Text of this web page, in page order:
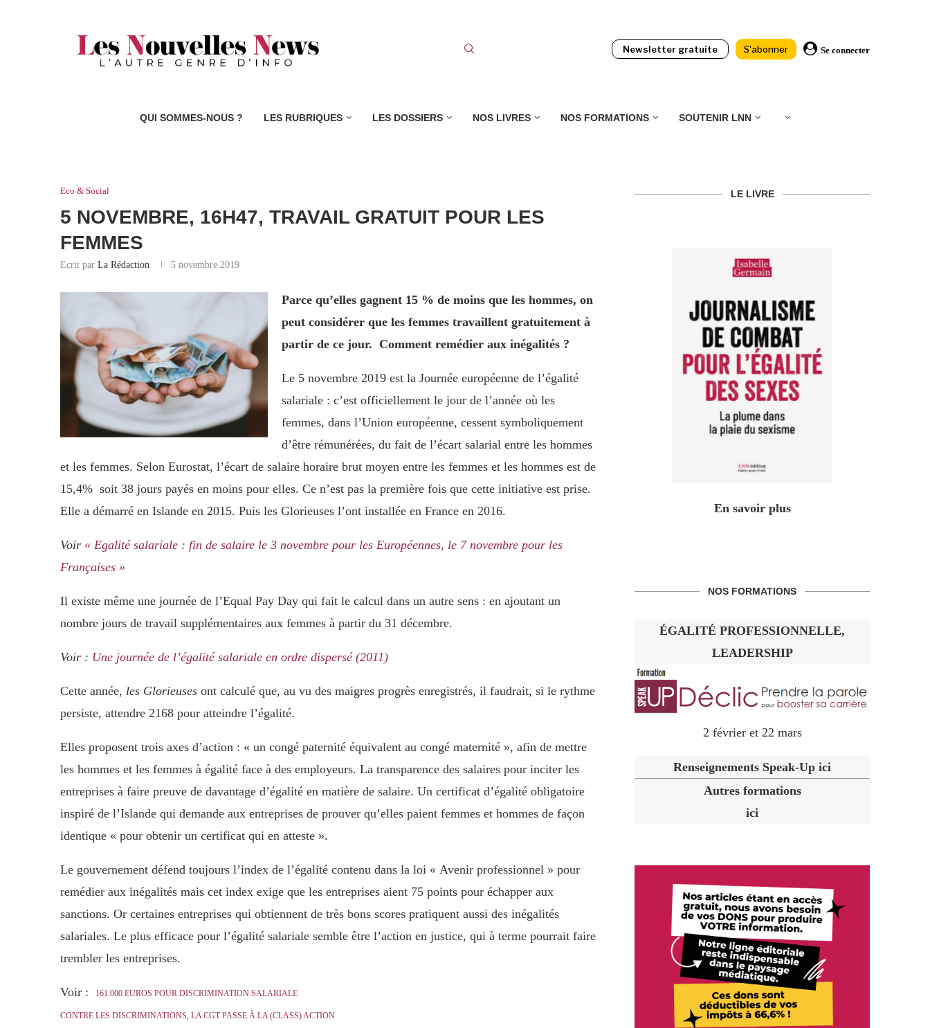
Newsletter gratuite S'abonner Se connecter
QUI SOMMES-NOUS ? LES RUBRIQUES LES DOSSIERS NOS LIVRES NOS FORMATIONS SOUTENIR LNN
Eco & Social
5 NOVEMBRE, 16H47, TRAVAIL GRATUIT POUR LES
FEMMES
Ecrit par La Rédaction 5 novembre 2019
Parce qu’elles gagnent 15 % de moins que les hommes, on
peut considérer que les femmes travaillent gratuitement à
partir de ce jour. Comment remédier aux inégalités ?
Le 5 novembre 2019 est la Journée européenne de l’égalité
salariale : c’est officiellement le jour de l’année où les
femmes, dans l’Union européenne, cessent symboliquement
d’être rémunérées, du fait de l’écart salarial entre les hommes
et les femmes. Selon Eurostat, l’écart de salaire horaire brut moyen entre les femmes et les hommes est de
15,4% soit 38 jours payés en moins pour elles. Ce n’est pas la première fois que cette initiative est prise.
Elle a démarré en Islande en 2015. Puis les Glorieuses l’ont installée en France en 2016.
Voir « Egalité salariale : fin de salaire le 3 novembre pour les Européennes, le 7 novembre pour les
Françaises »
Il existe même une journée de l’Equal Pay Day qui fait le calcul dans un autre sens : en ajoutant un
nombre jours de travail supplémentaires aux femmes à partir du 31 décembre.
Voir : Une journée de l’égalité salariale en ordre dispersé (2011)
Cette année, les Glorieuses ont calculé que, au vu des maigres progrès enregistrés, il faudrait, si le rythme
persiste, attendre 2168 pour atteindre l’égalité.
Elles proposent trois axes d’action : « un congé paternité équivalent au congé maternité », afin de mettre
les hommes et les femmes à égalité face à des employeurs. La transparence des salaires pour inciter les
entreprises à faire preuve de davantage d’égalité en matière de salaire. Un certificat d’égalité obligatoire
inspiré de l’Islande qui demande aux entreprises de prouver qu’elles paient femmes et hommes de façon
identique « pour obtenir un certificat qui en atteste ».
Le gouvernement défend toujours l’index de l’égalité contenu dans la loi « Avenir professionnel » pour
remédier aux inégalités mais cet index exige que les entreprises aient 75 points pour échapper aux
sanctions. Or certaines entreprises qui obtiennent de très bons scores pratiquent aussi des inégalités
salariales. Le plus efficace pour l’égalité salariale semble être l’action en justice, qui à terme pourrait faire
trembler les entreprises.
Voir : 161.000 EUROS POUR DISCRIMINATION SALARIALE
CONTRE LES DISCRIMINATIONS, LA CGT PASSE À LA (CLASS) ACTION
LE LIVRE
En savoir plus
NOS FORMATIONS
ÉGALITÉ PROFESSIONNELLE,
LEADERSHIP
2 février et 22 mars
Renseignements Speak-Up ici
Autres formations
ici